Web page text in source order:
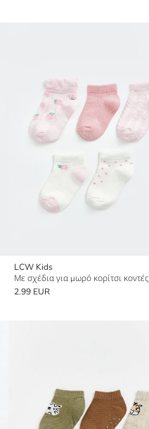
LCW Kids
2.99 EUR